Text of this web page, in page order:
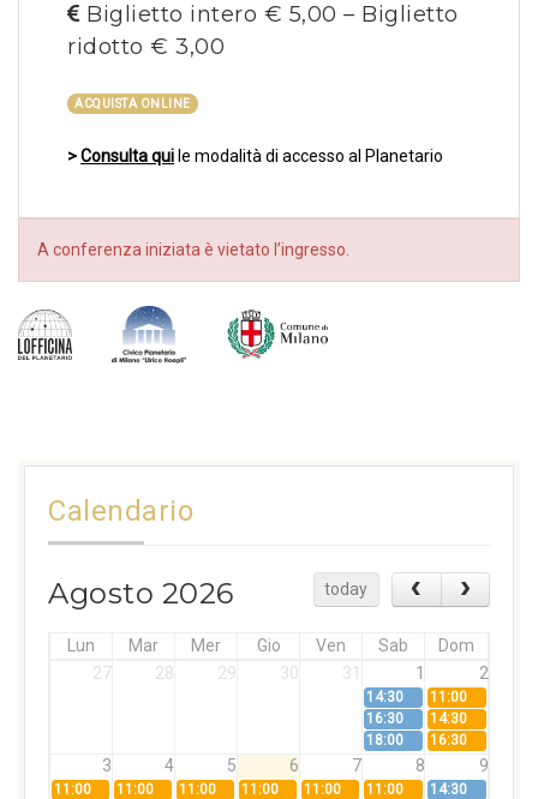
Biglietto intero € 5,00 – Biglietto
ridotto € 3,00
ACQUISTA ONLINE
>Consulta qui le modalità di accesso al Planetario
A conferenza iniziata è vietato l’ingresso.
Calendario
Agosto 2026 today
Lun Mar Mer Gio Ven Sab
Dom
27
28 29 30 31 1 2
14:30
11:00
16:30
14:30
18:00
16:30
3 4 5 6 7 8 9
11:00 11:00 11:00 11:00 11:00 11:00 14:30